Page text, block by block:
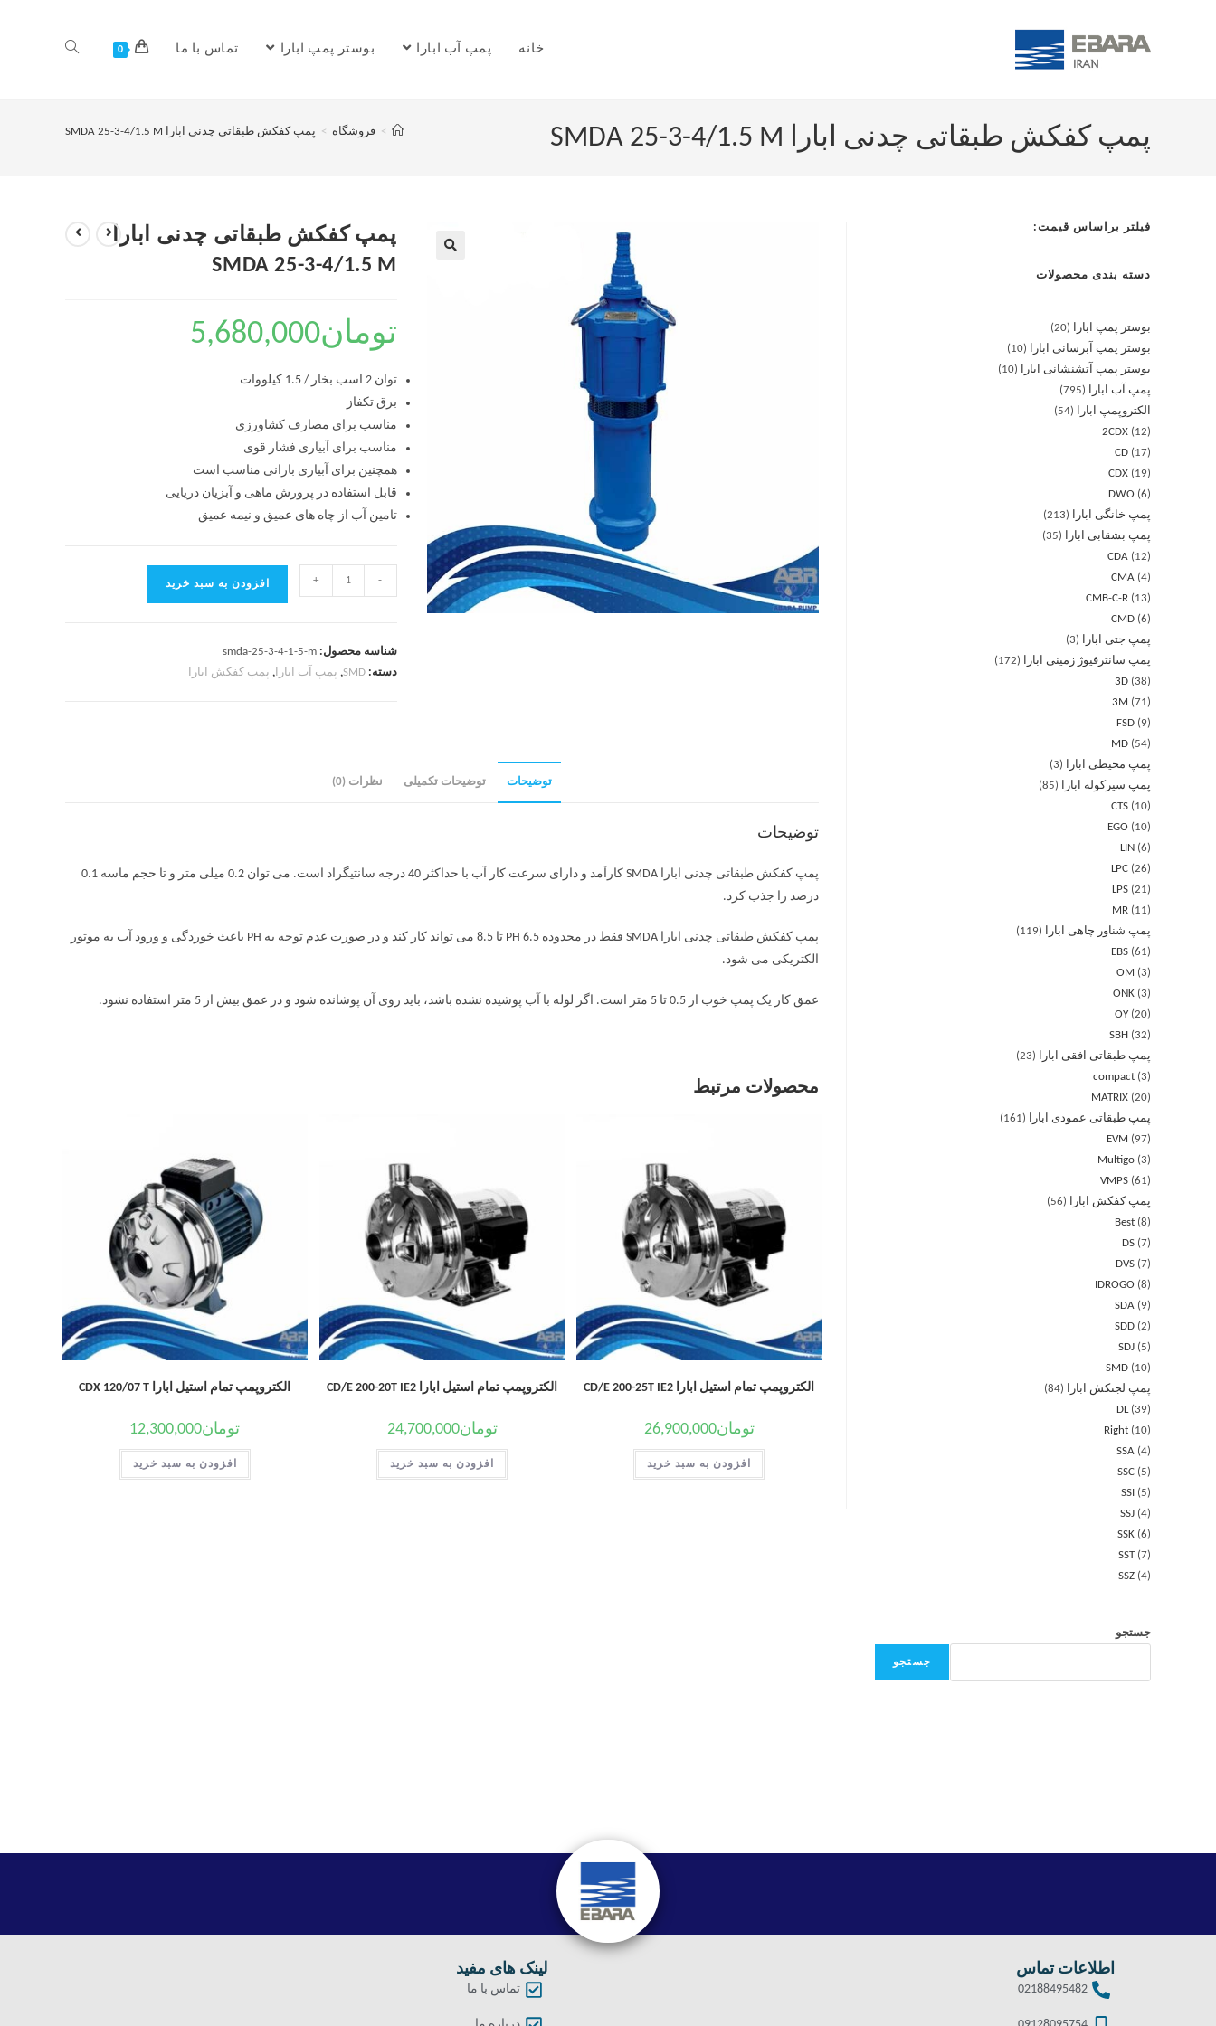
خانه پمپ آب ابارا بوستر پمپ ابارا تماس با ما 0
پمپ کفکش طبقاتی چدنی ابارا SMDA 25-3-4/1.5 M > فروشگاه > پمپ کفکش طبقاتی چدنی ابارا SMDA 25-3-4/1.5 M
پمپ کفکش طبقاتی چدنی ابارا
SMDA 25-3-4/1.5 M
تومان5,680,000
توان 2 اسب بخار / 1.5 کیلووات
برق تکفاز
مناسب برای مصارف کشاورزی
مناسب برای آبیاری فشار قوی
همچنین برای آبیاری بارانی مناسب است
قابل استفاده در پرورش ماهی و آبزیان دریایی
تامین آب از چاه های عمیق و نیمه عمیق
-
+ افزودن به سبد خرید
شناسه محصول:smda-25-3-4-1-5-m
دسته:SMD
, پمپ آب ابارا, پمپ کفکش ابارا
توضیحات توضیحات تکمیلی نظرات (0)
توضیحات
پمپ کفکش طبقاتی چدنی ابارا SMDA کارآمد و دارای سرعت کار آب با حداکثر 40 درجه سانتیگراد است. می توان 0.2 میلی متر و تا حجم ماسه 0.1
درصد را جذب کرد.
پمپ کفکش طبقاتی چدنی ابارا SMDA فقط در محدوده PH 6.5 تا 8.5 می تواند کار کند و در صورت عدم توجه به PH باعث خوردگی و ورود آب به موتور
الکتریکی می شود.
عمق کار یک پمپ خوب از 0.5 تا 5 متر است. اگر لوله با آب پوشیده نشده باشد، باید روی آن پوشانده شود و در عمق بیش از 5 متر استفاده نشود.
محصولات مرتبط
الکتروپمپ تمام استیل ابارا CD/E 200-25T IE2
تومان26,900,000
افزودن به سبد خرید
الکتروپمپ تمام استیل ابارا CD/E 200-20T IE2
تومان24,700,000
افزودن به سبد خرید
الکتروپمپ تمام استیل ابارا CDX 120/07 T
تومان12,300,000
افزودن به سبد خرید
فیلتر براساس قیمت:
دسته بندی محصولات
بوستر پمپ ابارا
20
بوستر پمپ آبرسانی ابارا
10
بوستر پمپ آتشنشانی ابارا
10
پمپ آب ابارا
795
الکتروپمپ ابارا
54
2CDX
12
CD
17
CDX
19
DWO
6
پمپ خانگی ابارا
213
پمپ بشقابی ابارا
35
CDA
12
CMA 4
CMB-C-R
13
CMD 6
پمپ جتی ابارا
3
پمپ سانترفیوژ زمینی ابارا
172
3D 38
3M
71
FSD
9
MD
54
پمپ محیطی ابارا
3
پمپ سیرکوله ابارا
85
CTS
10
EGO
10
LIN 6
LPC 26
LPS 21
MR
11
پمپ شناور چاهی ابارا
119
EBS 61
OM
3
ONK 3
OY 20
SBH 32
پمپ طبقاتی افقی ابارا
23
compact 3
MATRIX 20
پمپ طبقاتی عمودی ابارا
161
EVM
97
Multigo 3
VMPS 61
پمپ کفکش ابارا
56
Best 8
DS 7
DVS 7
IDROGO
8
SDA
9
SDD 2
SDJ
5
SMD
10
پمپ لجنکش ابارا
84
DL 39
Right
10
SSA 4
SSC
5
SSI
5
SSJ 4
SSK 6
SST 7
SSZ 4
جستجو
جستجو
اطلاعات تماس
02188495482
لینک های مفید
تماس با ما